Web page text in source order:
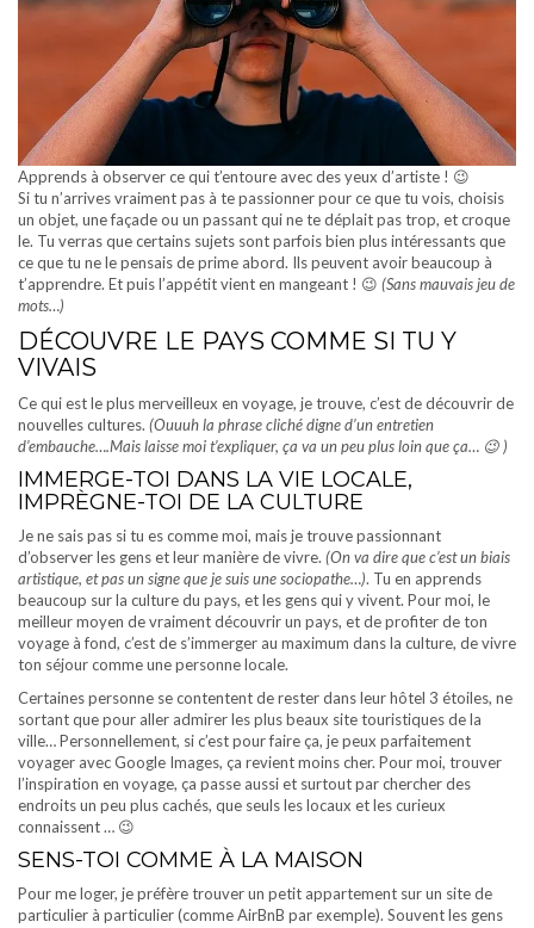
Apprends à observer ce qui t’entoure avec des yeux d’artiste ! 😉
Si tu n’arrives vraiment pas à te passionner pour ce que tu vois, choisis
un objet, une façade ou un passant qui ne te déplait pas trop, et croque
le. Tu verras que certains sujets sont parfois bien plus intéressants que
ce que tu ne le pensais de prime abord. Ils peuvent avoir beaucoup à
t’apprendre. Et puis l’appétit vient en mangeant ! 😉 (Sans mauvais jeu de
mots…)
DÉCOUVRE LE PAYS COMME SI TU Y
VIVAIS
Ce qui est le plus merveilleux en voyage, je trouve, c’est de découvrir de
nouvelles cultures. (Ouuuh la phrase cliché digne d’un entretien
d’embauche….Mais laisse moi t’expliquer, ça va un peu plus loin que ça… 😉 )
IMMERGE-TOI DANS LA VIE LOCALE,
IMPRÈGNE-TOI DE LA CULTURE
Je ne sais pas si tu es comme moi, mais je trouve passionnant
d’observer les gens et leur manière de vivre. (On va dire que c’est un biais
artistique, et pas un signe que je suis une sociopathe…). Tu en apprends
beaucoup sur la culture du pays, et les gens qui y vivent. Pour moi, le
meilleur moyen de vraiment découvrir un pays, et de profiter de ton
voyage à fond, c’est de s’immerger au maximum dans la culture, de vivre
ton séjour comme une personne locale.
Certaines personne se contentent de rester dans leur hôtel 3 étoiles, ne
sortant que pour aller admirer les plus beaux site touristiques de la
ville… Personnellement, si c’est pour faire ça, je peux parfaitement
voyager avec Google Images, ça revient moins cher. Pour moi, trouver
l’inspiration en voyage, ça passe aussi et surtout par chercher des
endroits un peu plus cachés, que seuls les locaux et les curieux
connaissent … 😉
SENS-TOI COMME À LA MAISON
Pour me loger, je préfère trouver un petit appartement sur un site de
particulier à particulier (comme AirBnB par exemple). Souvent les gens